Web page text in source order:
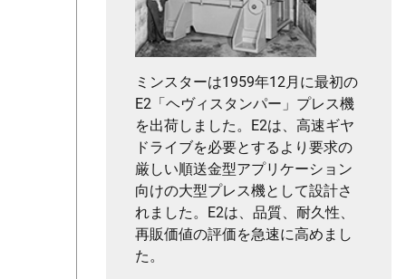
ミンスターは1959年12月に最初の
E2「ヘヴィスタンパー」プレス機
を出荷しました。E2は、高速ギヤ
ドライブを必要とするより要求の
厳しい順送金型アプリケーション
向けの大型プレス機として設計さ
れました。E2は、品質、耐久性、
再販価値の評価を急速に高めまし
た。